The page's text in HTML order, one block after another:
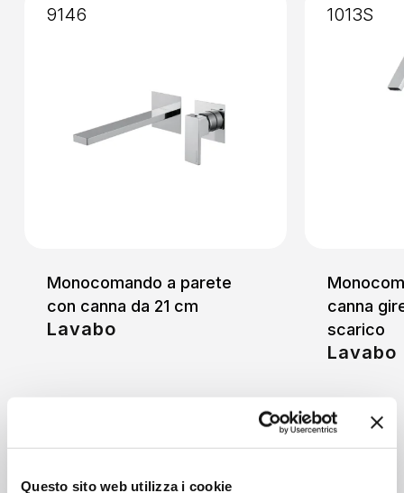
Questo sito web utilizza i cookie
Monocomando a parete
con canna da 21 cm
Lavabo
9146
canna
scarico
Lavabo
1013S